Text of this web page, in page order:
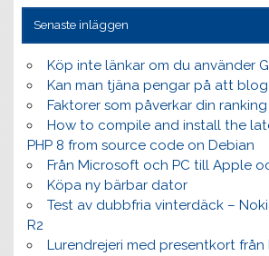
Senaste inläggen
Köp inte länkar om du använder
Kan man tjäna pengar på att
Faktorer som påverkar din
How to compile and install the
PHP 8 from source code on Debian
Från Microsoft och PC till Apple
Köpa ny bärbar dator
Test av dubbfria vinterdäck –
R2
Lurendrejeri med presentkort från